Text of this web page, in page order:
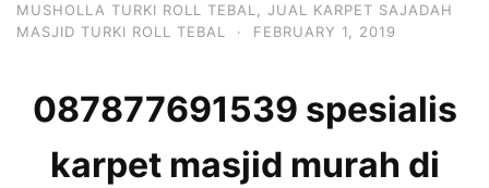
MUSHOLLA TURKI ROLL TEBAL
JUAL KARPET SAJADAH
MASJID TURKI ROLL TEBAL
· FEBRUARY 1, 2019
087877691539 spesialis
karpet masjid murah di